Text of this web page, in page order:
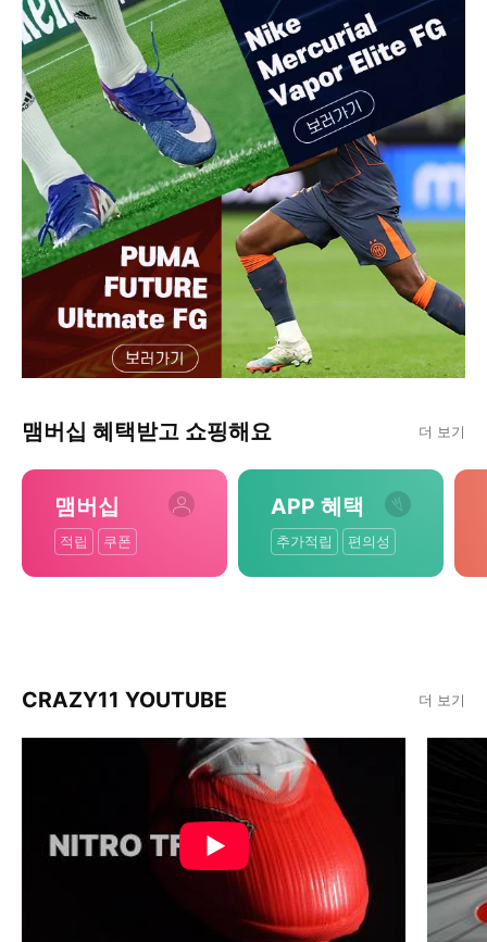
맴버십 혜택받고 쇼핑해요 더 보기
맴버십
적립 쿠폰
APP 혜택
추가적립 편의성
CRAZY11 YOUTUBE 더 보기